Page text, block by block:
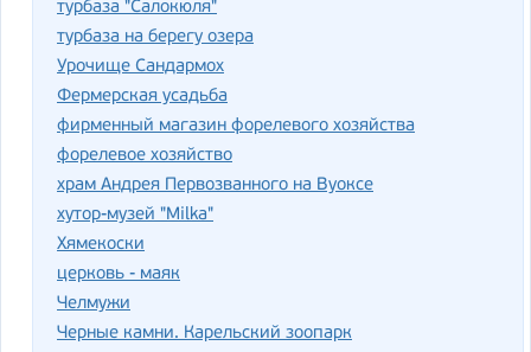
турбаза "Салокюля"
турбаза на берегу озера
Урочище Сандармох
Фермерская усадьба
фирменный магазин форелевого хозяйства
форелевое хозяйство
храм Андрея Первозванного на Вуоксе
хутор-музей "Milka"
Хямекоски
церковь - маяк
Челмужи
Черные камни. Карельский зоопарк